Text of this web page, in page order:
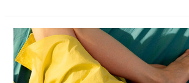
qui
cause
la
douleur